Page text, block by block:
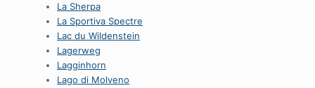
La Sherpa
La Sportiva Spectre
Lac du Wildenstein
Lagerweg
Lagginhorn
Lago di Molveno